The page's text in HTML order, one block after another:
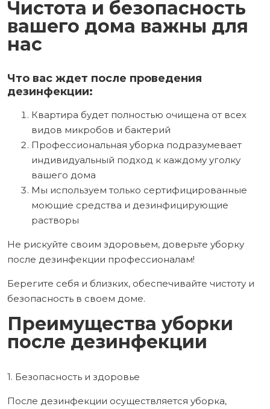
Чистота и безопасность
вашего дома важны для
нас
Что вас ждет после проведения
дезинфекции:
Квартира будет полностью очищена от всех
видов микробов и бактерий
Профессиональная уборка подразумевает
индивидуальный подход к каждому уголку
вашего дома
Мы используем только сертифицированные
моющие средства и дезинфицирующие
растворы
Не рискуйте своим здоровьем, доверьте уборку
после дезинфекции профессионалам!
Берегите себя и близких, обеспечивайте чистоту и
безопасность в своем доме.
Преимущества уборки
после дезинфекции
1. Безопасность и здоровье
После дезинфекции осуществляется уборка,